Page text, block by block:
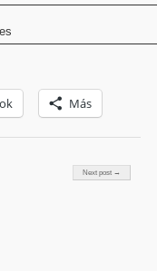
Más
Next post →